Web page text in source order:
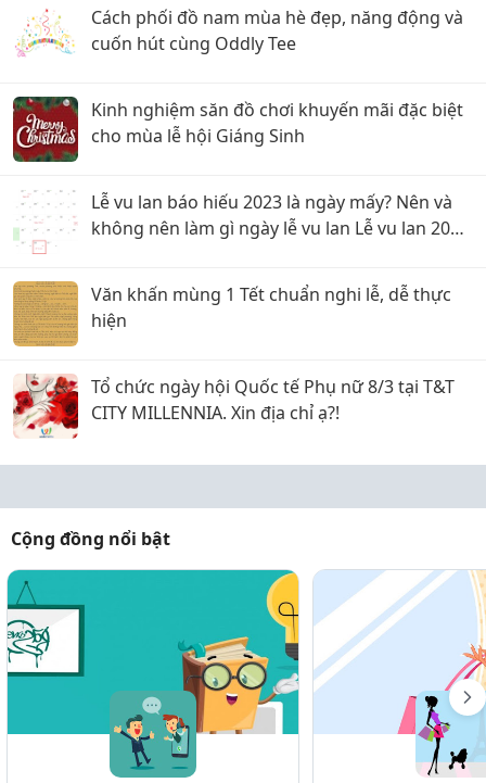
Cách phối đồ nam mùa hè đẹp, năng động và
cuốn hút cùng Oddly Tee
Kinh nghiệm săn đồ chơi khuyến mãi đặc biệt
cho mùa lễ hội Giáng Sinh
Lễ vu lan báo hiếu 2023 là ngày mấy? Nên và
không nên làm gì ngày lễ vu lan Lễ vu lan 2023
Văn khấn mùng 1 Tết chuẩn nghi lễ, dễ thực
hiện
Tổ chức ngày hội Quốc tế Phụ nữ 8/3 tại T&T
CITY MILLENNIA. Xin địa chỉ ạ?!
Cộng đồng nổi bật